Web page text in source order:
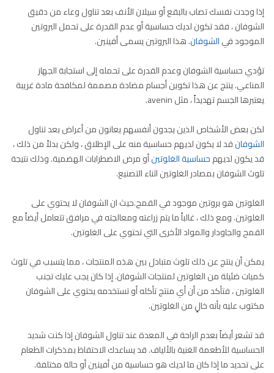
إذا وجدت نفسك تصاب بالبقع أو سيلان الأنف بعد تناول وعاء من دقيق
الشوفان ، فقد تكون لديك حساسية أو عدم القدرة على تحمل البروتين
الموجود فيالشوفان. هذا البروتين يسمى أفينين.
تؤدي حساسية الشوفان وعدم القدرة على تحمله إلى استجابة الجهاز
المناعي. ينتج عن هذا تكوين أجسام مضادة مصممة لمكافحة مادة غريبة
يعتبرها الجسم تهديداً ، مثل avenin.
لكن بعض الأشخاص الذين يجدون أنفسهم يعانون من أعراض بعد تناول
الشوفانقد لا يكون لديهم حساسية منه على الإطلاق ، ولكن بدلاً من ذلك ،
قد يكون لديهمحساسية الغلوتينأو مرض الاضطرابات الهضمية. وذلك نتيجة
تلوث الشوفان بمصادر الغلوتين اثناء التصنيع.
الغلوتين هو بروتين موجود في القمح.حيث ان الشوفان لا يحتوي على
الغلوتين. ومع ذلك ، غالباً ما يتم زراعته ومعالجته في مرافق تتعامل أيضاً مع
القمح والجاودار والمواد الأخرى التي تحتوي على الغلوتين.
يمكن أن ينتج عن ذلك تلوث متبادل بين هذه المنتجات ، مما يتسبب في تلوث
كميات ضئيلة من الغلوتين لمنتجات الشوفان. إذا كان يجب عليك تجنب
الغلوتين ، فتأكد من أن أي منتج تأكله أو تستخدمه يحتوي على الشوفان
مكتوب عليه بأنه خالٍ من الغلوتين.
قد تشعر أيضاً بعدم الراحة في المعدة عند تناول الشوفان إذا كنت شديد
الحساسية للأطعمة الغنية بالألياف. قد يساعدك الاحتفاظ بمذكرات الطعام
على تحديد ما إذا كان ما لديك هو حساسية من أفينين أو حالة مختلفة.